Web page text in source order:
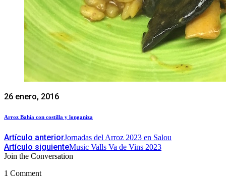
26 enero, 2016
Arroz Bahía con costilla y longaniza
Artículo anteriorJornadas del Arroz 2023 en Salou
Artículo siguienteMusic Valls Va de Vins 2023
Join the Conversation
1 Comment